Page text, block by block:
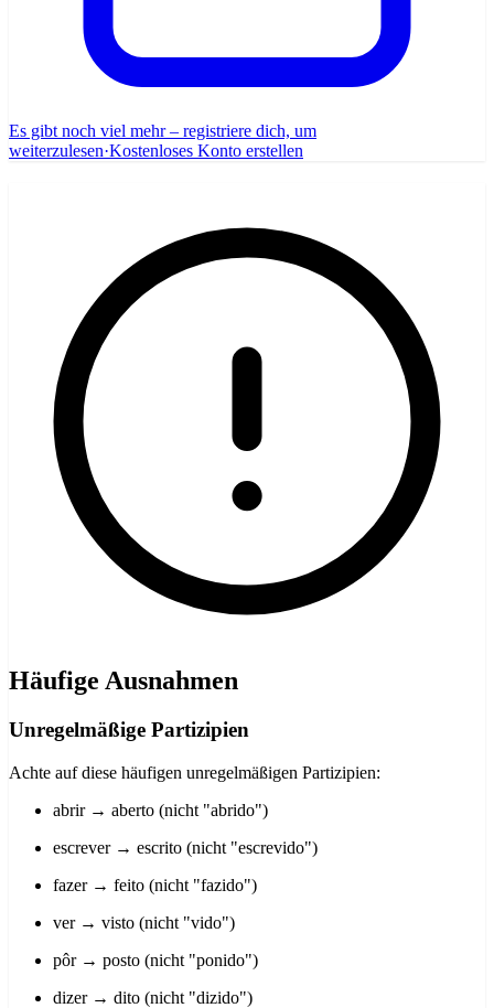
Es gibt noch viel mehr – registriere dich, um
weiterzulesen·Kostenloses Konto erstellen
Häufige Ausnahmen
Unregelmäßige Partizipien
Achte auf diese häufigen unregelmäßigen Partizipien:
abrir → aberto (nicht "abrido")
escrever → escrito (nicht "escrevido")
fazer → feito (nicht "fazido")
ver → visto (nicht "vido")
pôr → posto (nicht "ponido")
dizer → dito (nicht "dizido")